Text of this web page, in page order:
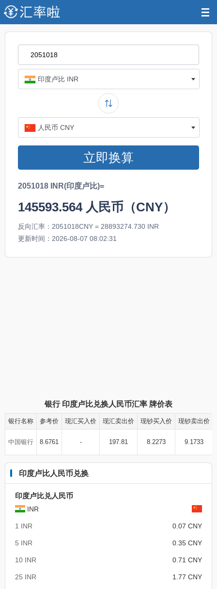
印度卢比 INR
人民币 CNY
立即换算
2051018 INR(印度卢比)=
145593.564人民币（CNY）
反向汇率：2051018CNY = 28893274.730 INR
更新时间：2026-08-07 08:02:31
银行 印度卢比兑换人民币汇率 牌价表
银行名称 参考价 现汇买入价 现汇卖出价 现钞买入价 现钞卖出价
中国银行 8.6761 - 197.81 8.2273 9.1733
印度卢比人民币兑换
印度卢比兑人民币
INR
1 INR 0.07 CNY
5 INR 0.35 CNY
10 INR 0.71 CNY
25 INR 1.77 CNY